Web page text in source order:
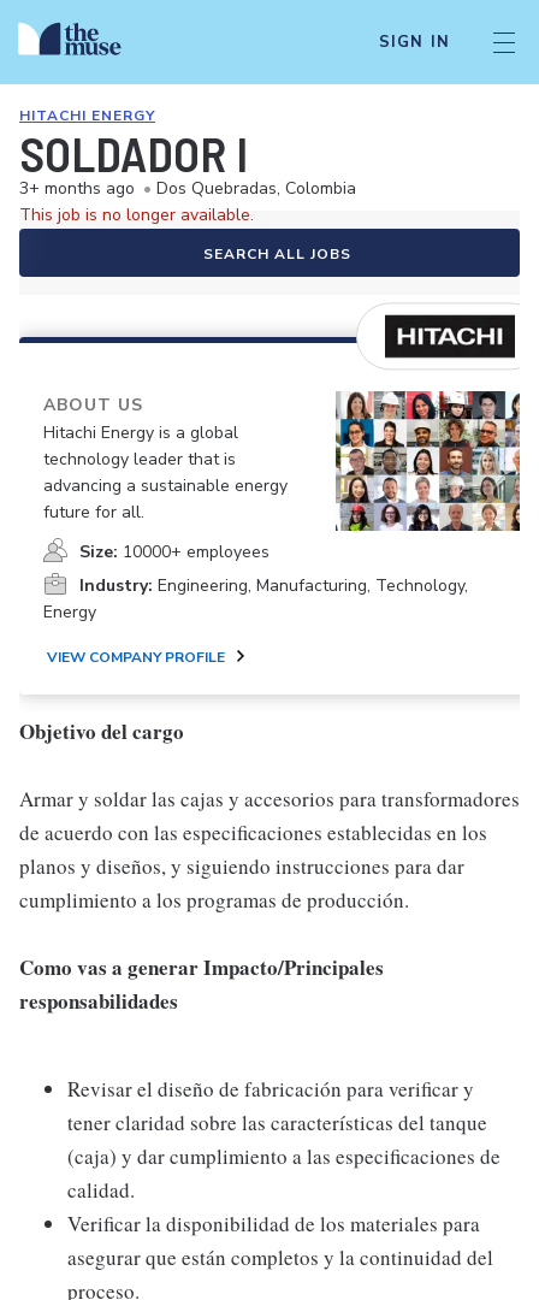
SIGN IN
HITACHI ENERGY
SOLDADOR I
3+ months ago • Dos Quebradas, Colombia
This job is no longer available.
SEARCH ALL JOBS
ABOUT US
Hitachi Energy is a global
technology leader that is
advancing a sustainable energy
future for all.
Size: 10000+ employees
Industry: Engineering, Manufacturing, Technology,
Energy
VIEW COMPANY PROFILE
Objetivo del cargo
Armar y soldar las cajas y accesorios para transformadores
de acuerdo con las especificaciones establecidas en los
planos y diseños, y siguiendo instrucciones para dar
cumplimiento a los programas de producción.
Como vas a generar Impacto/Principales
responsabilidades
Revisar el diseño de fabricación para verificar y
tener claridad sobre las características del tanque
(caja) y dar cumplimiento a las especificaciones de
calidad.
Verificar la disponibilidad de los materiales para
asegurar que están completos y la continuidad del
proceso.